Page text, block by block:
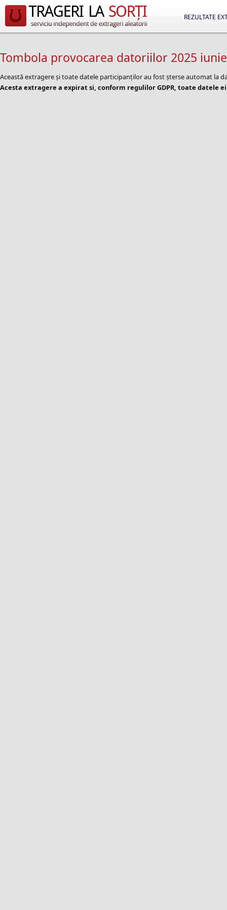
REZULTATE
Tombola provocarea datoriilor 2025
Această extragere și toate datele participanților au fost șterse automat la
Acesta extragere a expirat si, conform regulilor GDPR, toate datele